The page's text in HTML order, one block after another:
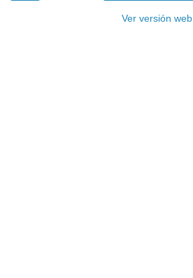
Ver versión web